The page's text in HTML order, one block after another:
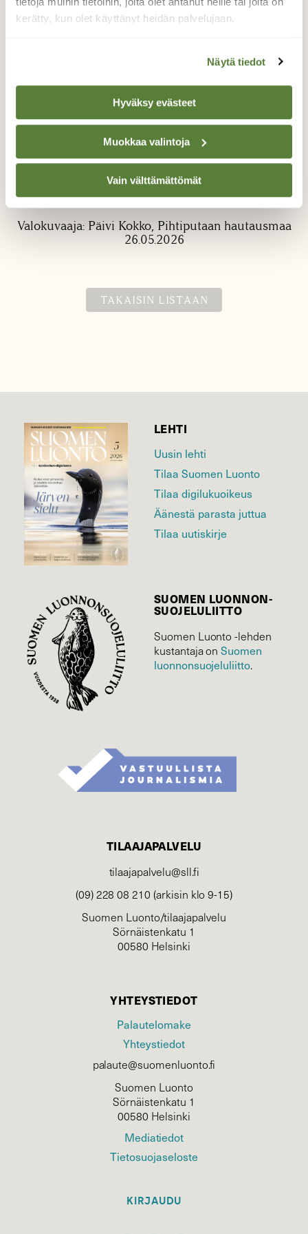
kerätty, kun olet käyttänyt heidän palvelujaan.
Näytä tiedot
Hyväksy evästeet
Muokkaa valintoja
Vain välttämättömät
Korvasieniä
En ollut vuosiin nähnyt korvasieniä, eikä
tyttäreni ikinä luonnossa. Oheiset sienet
"bongasimme" vahingossa paikalliselta
hautausmaalta.
Valokuvaaja: Päivi Kokko, Pihtiputaan hautausmaa
26.05.2026
TAKAISIN LISTAAN
LEHTI
Uusin lehti
Tilaa Suomen Luonto
Tilaa digilukuoikeus
Äänestä parasta juttua
Tilaa uutiskirje
SUOMEN LUONNON­
SUOJELU­LIITTO
Suomen Luonto -lehden
kustantaja onSuomen
luonnonsuojelu­liitto.
TILAAJAPALVELU
tilaajapalvelu@sll.fi
(09) 228 08 210 (arkisin klo 9-15)
Suomen Luonto/tilaajapalvelu
Sörnäistenkatu 1
00580 Helsinki
YHTEYSTIEDOT
Palautelomake
Yhteystiedot
palaute@suomenluonto.fi
Suomen Luonto
Sörnäistenkatu 1
00580 Helsinki
Mediatiedot
Tietosuojaseloste
KIRJAUDU